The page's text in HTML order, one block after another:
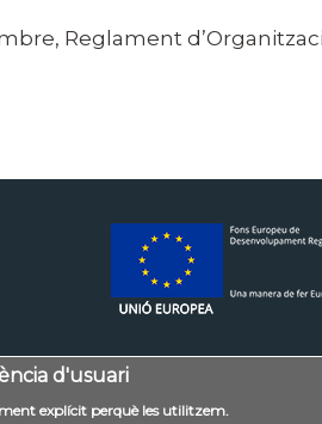
Reglament
d'usuari
explícit perquè les utilitzem.